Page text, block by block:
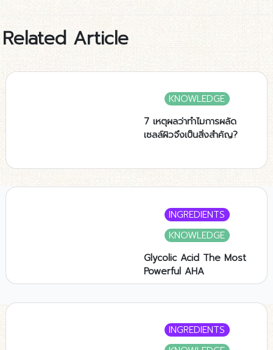
Related Article
KNOWLEDGE
7 เหตุผลว่าทำไมการผลัด
เซลล์ผิวจึงเป็นสิ่งสำคัญ?
INGREDIENTS
KNOWLEDGE
Glycolic Acid The Most
Powerful AHA
INGREDIENTS